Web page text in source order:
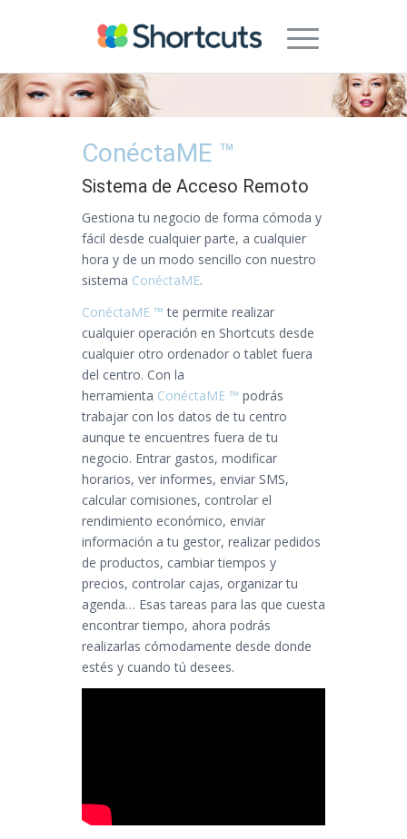
ConéctaME ™
Sistema de Acceso Remoto
Gestiona tu negocio de forma cómoda y
fácil desde cualquier parte, a cualquier
hora y de un modo sencillo con nuestro
sistema ConéctaME.
ConéctaME ™ te permite realizar
cualquier operación en Shortcuts desde
cualquier otro ordenador o tablet fuera
del centro. Con la
herramienta ConéctaME ™ podrás
trabajar con los datos de tu centro
aunque te encuentres fuera de tu
negocio. Entrar gastos, modificar
horarios, ver informes, enviar SMS,
calcular comisiones, controlar el
rendimiento económico, enviar
información a tu gestor, realizar pedidos
de productos, cambiar tiempos y
precios, controlar cajas, organizar tu
agenda… Esas tareas para las que cuesta
encontrar tiempo, ahora podrás
realizarlas cómodamente desde donde
estés y cuando tú desees.